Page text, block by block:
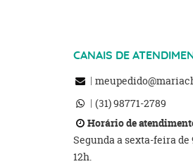
CANAIS DE
(31)98771-2789
Horário de
Segunda a sexta-feira de
12h.